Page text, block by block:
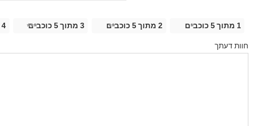
1 מתוך 5 כוכבים 2 מתוך 5 כוכבים 3 מתוך 5 כוכבים 4 מתוך 5 כוכבים
חוות דעתך